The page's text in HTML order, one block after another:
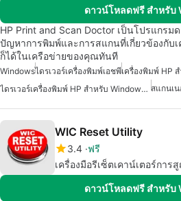
ดาวน์โหลดฟรี สำหรับ
HP Print and Scan Doctor เป็นโปรแกร
ปัญหาการพิมพ์และการสแกนที่เกี่ยวข้องกับ
ก็ได้ในเครือข่ายของคุณทันที
Windowsไดรเวอร์เครื่องพิมพ์เอชพีเครื่องพิมพ์ HP
ไดรเวอร์เครื่องพิมพ์ HP สำหรับ Windows 7 สแกนเ
WIC Reset Utility
3.4 ฟรี
เครื่องมือรีเซ็ตเคาน์เตอร์กา
ดาวน์โหลดฟรี สำหรับ